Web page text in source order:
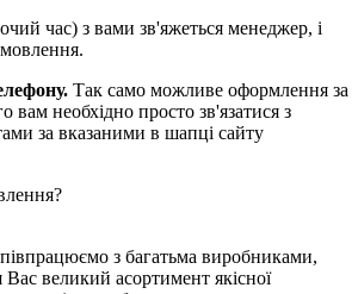
час) з вами зв'яжеться менеджер, і
Так само можливе оформлення за
вам необхідно просто зв'язатися з
за вказаними в шапці сайту
з багатьма виробниками,
великий асортимент якісної